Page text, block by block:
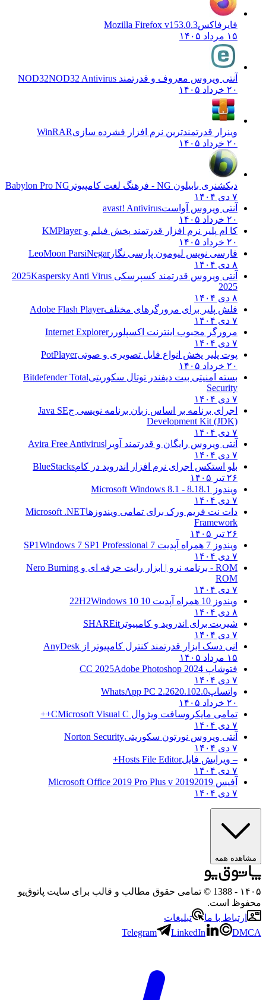
فایرفاکسMozilla Firefox v153.0.3
آنتی ویروس معروف و قدرتمند NOD32NOD32 Antivirus
وینرار قدرتمندترین نرم افزار فشرده سازیWinRAR
دیکشنری بابیلون NG - فرهنگ لغت کامپیوتر
Babylon Pro NG
آنتی ویروس آواستavast! Antivirus
کا ام پلیر نرم افزار قدرتمند پخش فیلم وKMPlayer
فارسی نویس لیومون پارسی نگارLeoMoon ParsiNegar
آنتی ویروس قدرتمند کسپرسکی 2025Kaspersky Anti Virus
2025
فلش پلیر برای مرورگرهای مختلفAdobe Flash Player
مرورگر محبوب اینترنت اکسپلوررInternet Explorer
پوت پلیر پخش انواع فایل تصویری و صوتیPotPlayer
بسته امنیتی بیت دیفندر توتال سکوریتیBitdefender Total
Security
اجرای برنامه بر اساس زبان برنامه نویسی ج Java SE
Development Kit (JDK)
آنتی ویروس رایگان و قدرتمند آویراAvira Free Antivirus
بلو استکس اجرای نرم افزار اندروید در کامBlueStacks
ویندوز 8.18.1 - Microsoft Windows 8.1
دات نت فریم ورک برای تمامی ویندوزهاMicrosoft .NET
Framework
ویندوز 7 همراه آپدیت 7 SP1
Windows 7 SP1 Professional
ROM - برنامه نرو | ابزار رایت حرفه ای و
Nero Burning
ROM
ویندوز 10 همراه آپدیت 10 22H2
Windows 10
شیریت برای اندروید و کامپیوترSHAREit
انی دسک ابزار قدرتمند کنترل کامپیوتر از
AnyDesk
فتوشاپ CC 2025Adobe Photoshop 2024
واتساپWhatsApp PC 2.2620.102.0
تمامی مایکروسافت ویژوال C Microsoft Visual C++
آنتی ویروس نورتون سکوریتیNorton Security
– ویرایش فایلHosts File Editor+
آفیس 20192019 Microsoft Office 2019 Pro Plus v
همه
- 1388 © تمامی حقوق مطالب و قالب برای سایت پاتوق‌یو
است.
ارتباط با ما
تبلیغات
Telegram
LinkedIn